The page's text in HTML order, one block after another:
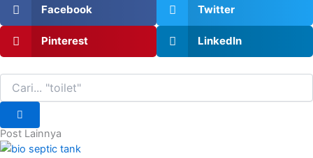
Facebook Twitter
Pinterest LinkedIn
Post Lainnya